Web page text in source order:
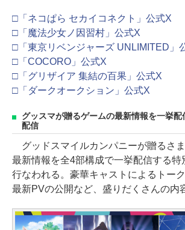
□「ネコぱら セカイコネクト」公式X
□「魔法少女ノ因習村」公式X
□「東京リベンジャーズ UNLIMITED」
□「COCORO」公式X
□「グリザイア 集結の百果」公式X
□「ダークオークション」公式X
グッスマが贈るゲームの最新情報を一挙配
配信
グッドスマイルカンパニーが贈るさ
最新情報を全4部構成で一挙配信する特
行なわれる。豪華キャストによるトーク
最新PVの公開など、盛りだくさんの内